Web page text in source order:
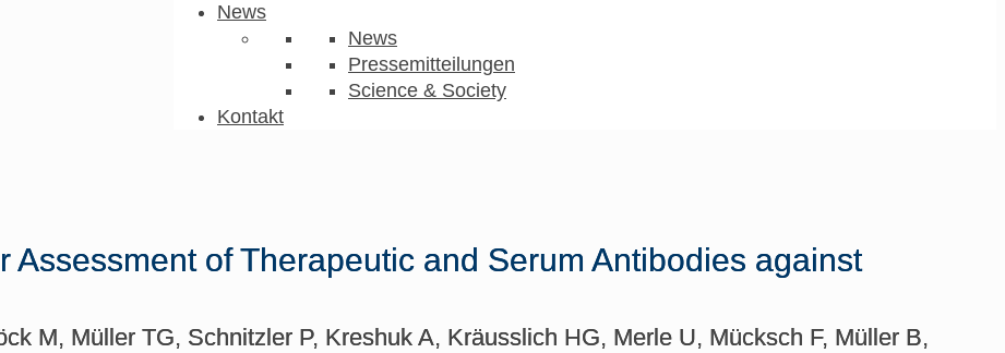
News
News
Pressemitteilungen
Science & Society
Kontakt
Assessment of Therapeutic and Serum Antibodies against
M, Müller TG, Schnitzler P, Kreshuk A, Kräusslich HG, Merle U, Mücksch F, Müller B,